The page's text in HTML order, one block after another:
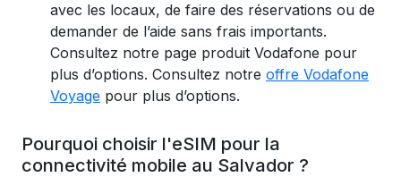
avec les locaux, de faire des réservations ou de
demander de l’aide sans frais importants.
Consultez notre page produit Vodafone pour
plus d’options. Consultez notre offre Vodafone
Voyage pour plus d’options.
Pourquoi choisir l'eSIM pour la
connectivité mobile au Salvador ?